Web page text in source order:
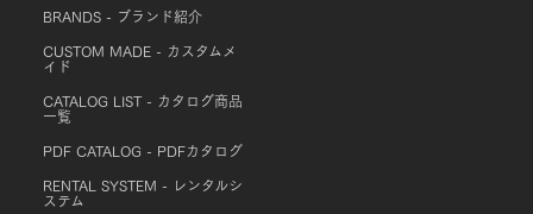
BRANDS - ブランド紹介
CUSTOM MADE - カスタムメ
イド
CATALOG LIST - カタログ商品
一覧
PDF CATALOG - PDFカタログ
RENTAL SYSTEM - レンタルシ
ステム